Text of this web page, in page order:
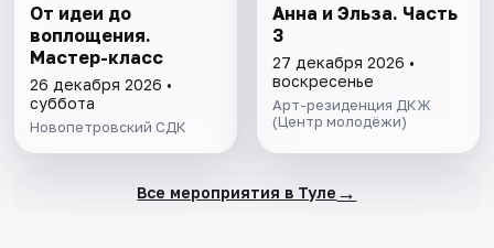
От идеи до
воплощения.
Мастер-класс
26 декабря 2026 •
суббота
Новопетровский СДК
Анна и Эльза. Часть
3
27 декабря 2026 •
воскресенье
Арт-резиденция ДКЖ
(Центр молодёжи)
Все мероприятия в Туле →